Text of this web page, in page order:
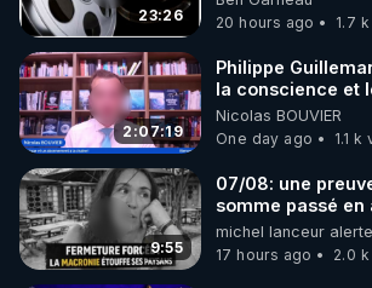
v=8nbSOYBAZTA
23:26
20 hours ago
1.7
2:07:19
Philippe
la conscience et
Nicolas BOUVIER
One day ago
1.1 k
9:55
07/08: une
somme passé en
une dictature qui
taire ses
michel lanceur alerte
17 hours ago
2.0